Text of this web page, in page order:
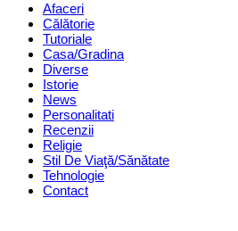
Afaceri
Călătorie
Tutoriale
Casa/Gradina
Diverse
Istorie
News
Personalitati
Recenzii
Religie
Stil De Viaţă/Sănătate
Tehnologie
Contact